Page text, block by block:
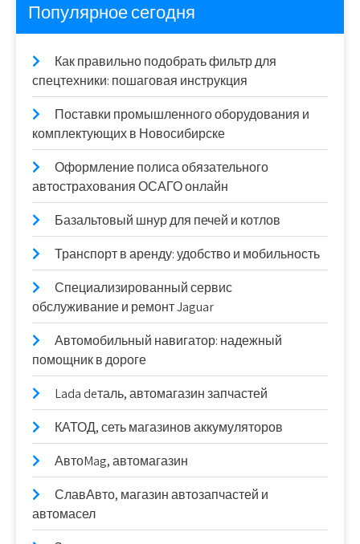
Популярное сегодня
Как правильно подобрать фильтр для
спецтехники: пошаговая инструкция
Поставки промышленного оборудования и
комплектующих в Новосибирске
Оформление полиса обязательного
автострахования ОСАГО онлайн
Базальтовый шнур для печей и котлов
Транспорт в аренду: удобство и мобильность
Специализированный сервис
обслуживание и ремонт Jaguar
Автомобильный навигатор: надежный
помощник в дороге
Lada deталь, автомагазин запчастей
КАТОД, сеть магазинов аккумуляторов
АвтоMag, автомагазин
СлавАвто, магазин автозапчастей и
автомасел